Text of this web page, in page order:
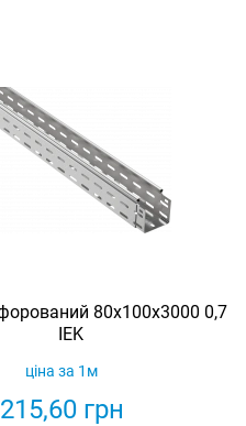
80х100х3000 0,7
IEK
215,60грн
ціна за 1м